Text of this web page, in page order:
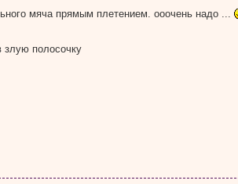
мяча прямым плетением. ооочень надо ...
злую полосочку